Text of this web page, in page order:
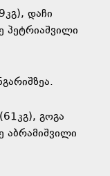
დაჩი
პეტრიაშვილი
გოგა
აბრამიშვილი